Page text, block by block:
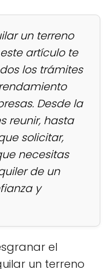
un terreno
artículo te
los trámites
Desde la
reunir, hasta
solicitar,
necesitas
de un
y
el
un terreno